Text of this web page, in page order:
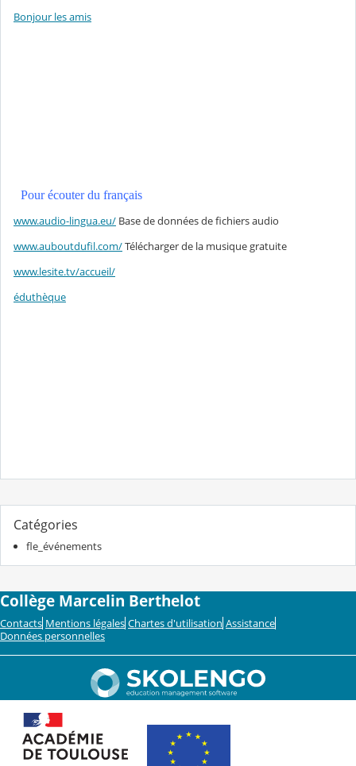
Bonjour les amis
Pour écouter du français
www.audio-lingua.eu/ Base de données de fichiers audio
www.auboutdufil.com/Télécharger de la musique gratuite
www.lesite.tv/accueil/
éduthèque
Catégories
fle_événements
Collège Marcelin Berthelot
Contacts Mentions légales Chartes d'utilisation Assistance
Données personnelles